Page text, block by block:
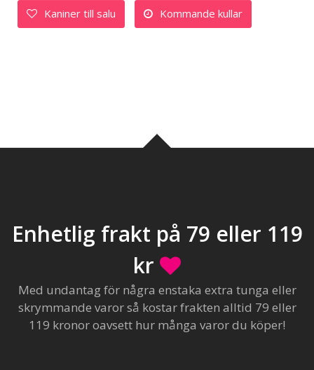
Kaniner till salu Kommande kullar
Enhetlig frakt på 79 eller 119
kr
Med undantag för några enstaka extra tunga eller
skrymmande varor så kostar frakten alltid 79 eller
119 kronor oavsett hur många varor du köper!